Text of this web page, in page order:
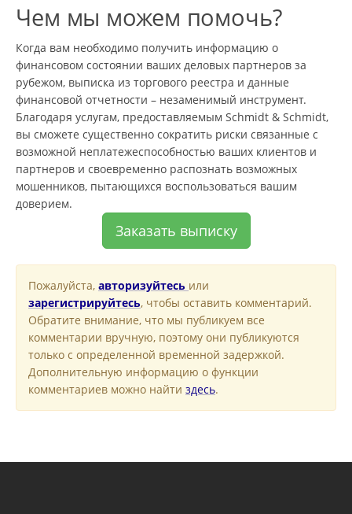
Чем мы можем помочь?
Когда вам необходимо получить информацию о
финансовом состоянии ваших деловых партнеров за
рубежом, выписка из торгового реестра и данные
финансовой отчетности – незаменимый инструмент.
Благодаря услугам, предоставляемым Schmidt & Schmidt,
вы сможете существенно сократить риски связанные с
возможной неплатежеспособностью ваших клиентов и
партнеров и своевременно распознать возможных
мошенников, пытающихся воспользоваться вашим
доверием.
Заказать выписку
Пожалуйста, авторизуйтесь или
зарегистрируйтесь, чтобы оставить комментарий.
Обратите внимание, что мы публикуем все
комментарии вручную, поэтому они публикуются
только с определенной временной задержкой.
Дополнительную информацию о функции
комментариев можно найти здесь.